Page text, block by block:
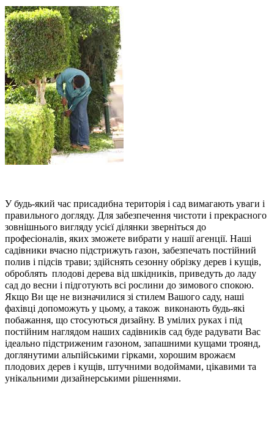
У будь-який час присадибна територія і сад вимагають уваги і
правильного догляду. Для забезпечення чистоти і прекрасного
зовнішнього вигляду усієї ділянки зверніться до
професіоналів, яких зможете вибрати у нашії агенції. Наші
садівники вчасно підстрижуть газон, забезпечать постійний
полив і підсів трави; здійснять сезонну обрізку дерев і кущів,
оброблять плодові дерева від шкідників, приведуть до ладу
сад до весни і підготують всі рослини до зимового спокою.
Якщо Ви ще не визначилися зі стилем Вашого саду, наші
фахівці допоможуть у цьому, а також виконають будь-які
побажання, що стосуються дизайну. В умілих руках і під
постійним наглядом наших садівників сад буде радувати Вас
ідеально підстриженим газоном, запашними кущами троянд,
доглянутими альпійськими гірками, хорошим врожаєм
плодових дерев і кущів, штучними водоймами, цікавими та
унікальними дизайнерськими рішеннями.